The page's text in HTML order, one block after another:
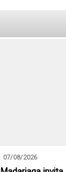
07/08/2026